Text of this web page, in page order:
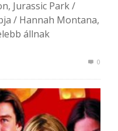
Jurassic Park /
/ Hannah Montana,
állnak
0